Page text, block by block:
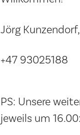
Jörg
+47 93025188
PS: Unsere
jeweils um 16.00: